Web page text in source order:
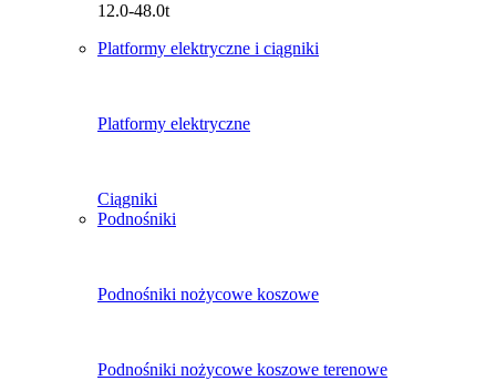
12.0-48.0t
Platformy elektryczne i ciągniki
Platformy elektryczne
Ciągniki
Podnośniki
Podnośniki nożycowe koszowe
Podnośniki nożycowe koszowe terenowe